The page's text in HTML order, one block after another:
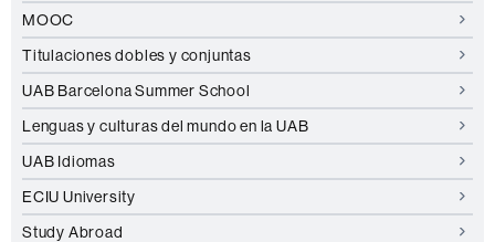
MOOC
Titulaciones dobles y conjuntas
UAB Barcelona Summer School
Lenguas y culturas del mundo en la UAB
UAB Idiomas
ECIU University
Study Abroad